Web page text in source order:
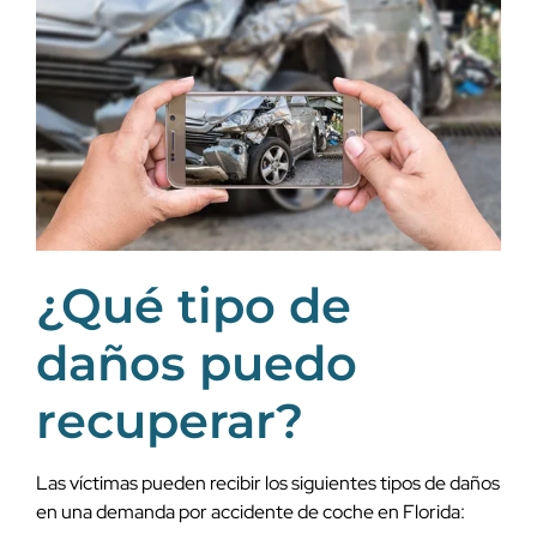
¿Qué tipo de
daños puedo
recuperar?
Las víctimas pueden recibir los siguientes tipos de daños
en una demanda por accidente de coche en Florida: